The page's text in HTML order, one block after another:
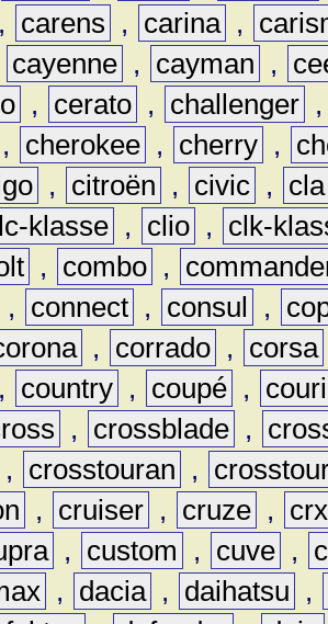
, carens , carina ,
cayenne , cayman ,
, cerato , challenger
, cherokee , cherry ,
, citroën , civic ,
cla
klasse , clio ,
clk-
, combo ,
, connect , consul ,
, corrado , corsa
, country , coupé ,
, crossblade ,
, crosstouran ,
, cruiser , cruze ,
crx
, custom , cuve ,
, dacia , daihatsu
,